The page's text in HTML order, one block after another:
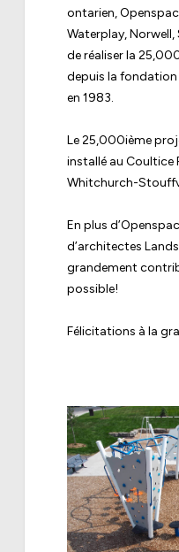
ontarien,
Waterplay, Norwell,
de réaliser la
depuis la fondation
en 1983.
Le 25,000ième
installé au Coultice
Whitchurch-
En plus
d’architectes
grandement
possible!
Félicitations à la